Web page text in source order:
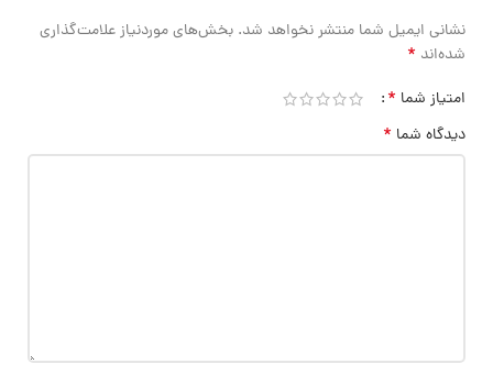
نشانی ایمیل شما منتشر نخواهد شد. بخش‌های موردنیاز علامت‌گذاری
شده‌اند *
امتیاز شما *
دیدگاه شما *